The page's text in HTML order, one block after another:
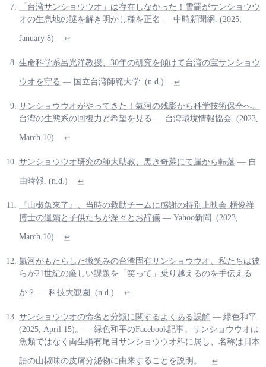
「台湾サンショウウオ」は存在しなかった！雪覇がサンショウウ
オの生息地の謎を解き明かし種を正名 — 中時新聞網. (2025,
January 8) ↩
生命科学系呂光洋教授、30年の研究を傾けて台湾の宝サンショウ
ウオを守る — 国立台湾師範大学. (n.d.) ↩
サンショウウオがやってきた！氣河の残影から科学技術保全へ、
台湾の生態系の回復力と希望を見る — 台湾環境情報協会. (2023,
March 10) ↩
サンショウウオ研究の師大助教、黒き奇萊にて崖から転落 — 自
由時報. (n.d.) ↩
『山椒魚來了』、当時の救助チームに感謝の特別上映会 頼俊祥
博士の遺孀と子供たちが深々とお辞儀 — Yahoo新聞. (2023,
March 10) ↩
氣河がもたらした微笑みの台湾固有サンショウウオ、私たちは彼
らが21世紀の厳しい課題を「笑って」乗り越えるのを手伝える
か？ — 科技大観園. (n.d.) ↩
サンショウウオの命名と分類に関するよくある誤解 — 緑色和平.
(2025, April 15)。— 緑色和平のFacebook記事。サンショウウオは
魚類ではなく両生綱有尾目サンショウウオ科に属し、名称は日本
語の山椒味の皮膚分泌物に由来することを説明。 ↩